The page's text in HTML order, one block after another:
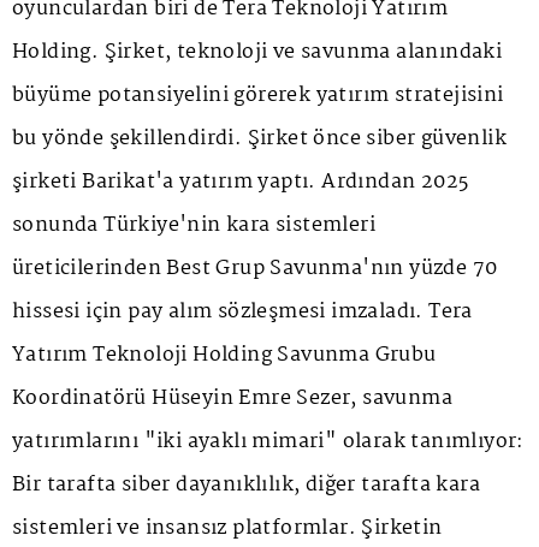
oyunculardan biri de Tera Teknoloji Yatırım
Holding. Şirket, teknoloji ve savunma alanındaki
büyüme potansiyelini görerek yatırım stratejisini
bu yönde şekillendirdi. Şirket önce siber güvenlik
şirketi Barikat'a yatırım yaptı. Ardından 2025
sonunda Türkiye'nin kara sistemleri
üreticilerinden Best Grup Savunma'nın yüzde 70
hissesi için pay alım sözleşmesi imzaladı. Tera
Yatırım Teknoloji Holding Savunma Grubu
Koordinatörü Hüseyin Emre Sezer, savunma
yatırımlarını "iki ayaklı mimari" olarak tanımlıyor:
Bir tarafta siber dayanıklılık, diğer tarafta kara
sistemleri ve insansız platformlar. Şirketin